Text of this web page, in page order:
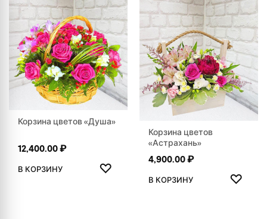
Корзина цветов «Душа»
12,400.00₽
В КОРЗИНУ ♡
ДОБАВИТЬ В ИЗБРАННОЕ
Корзина цветов
«Астрахань»
4,900.00₽
В КОРЗИНУ ♡